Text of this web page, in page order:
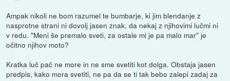
Ampak nikoli ne bom razumel te bumbarje, ki jim blendanje z
nasprotne strani ni dovolj jasen znak, da nekaj z njihovimi lučmi ni
v redu. "Meni še premalo sveti, za ostale mi je pa malo mar" je
očitno njihov moto?
Kratka luč pač ne more in ne sme svetiti kot dolga. Obstaja jasen
predpis, kako mora svetiti, ne pa da se ti tak bebo zalepi zadaj za